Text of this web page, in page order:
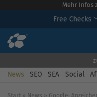
Mehr Infos
Free Checks
News SEO SEA Social
Start » News » Google: